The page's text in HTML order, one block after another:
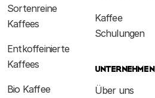
Sortenreine
Kaffees
Entkoffeinierte
Kaffees
Bio Kaffee
Kaffee
Schulungen
UNTERNEHMEN
Über uns